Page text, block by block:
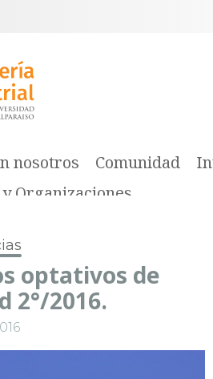
nosotros Comunidad
Organizaciones
optativos de
2°/2016.